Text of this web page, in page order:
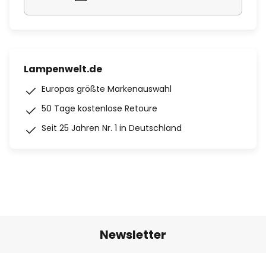
Lampenwelt.de
Europas größte Markenauswahl
50 Tage kostenlose Retoure
Seit 25 Jahren Nr. 1 in Deutschland
Newsletter